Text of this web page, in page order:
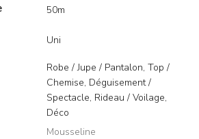
50m
Uni
Robe / Jupe / Pantalon, Top /
Chemise, Déguisement /
Spectacle, Rideau / Voilage,
Déco
Mousseline